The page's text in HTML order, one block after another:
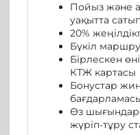
Пойыз және
уақытта
20%
Бүкіл
Бірлескен
КТЖ картасы
Бонустар
Өз
жүріп-тұру